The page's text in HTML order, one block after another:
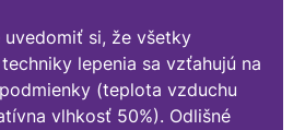
uvedomiť si, že všetky
lepenia sa vzťahujú na
(teplota vzduchu
vlhkosť 50%). Odlišné